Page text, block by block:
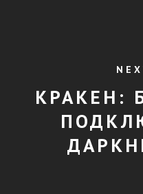
КРАКЕН: